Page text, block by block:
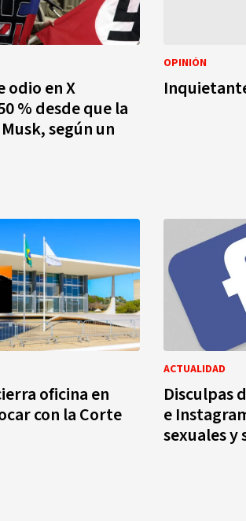
odio en X
% desde que la
según un
OPINIÓN
oficina en
con la Corte
ACTUALIDAD
Disculpas
e
sexuales y